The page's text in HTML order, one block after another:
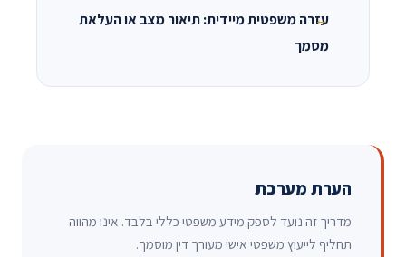
עזרה משפטית מיידית: תיאור מצב או העלאת
מסמך
הערת מערכת
מדריך זה נועד לספק מידע משפטי כללי בלבד. אינו מהווה
תחליף לייעוץ משפטי אישי מעורך דין מוסמך.